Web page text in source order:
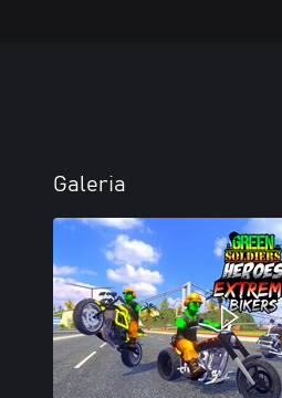
Galeria